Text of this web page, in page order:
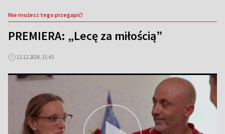
Nie możesz tego przegapić!
PREMIERA: „Lecę za miłością”
12.12.2024, 11:43